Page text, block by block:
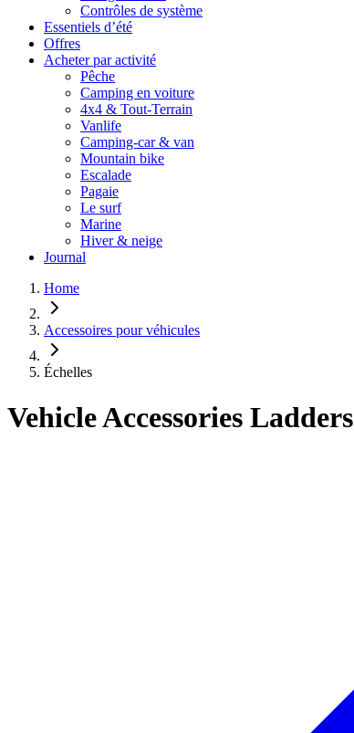
Contrôles de système
Essentiels d’été
Offres
Acheter par activité
Pêche
Camping en voiture
4x4 & Tout-Terrain
Vanlife
Camping-car & van
Mountain bike
Escalade
Pagaie
Le surf
Marine
Hiver & neige
Journal
Home
Accessoires pour véhicules
Échelles
Vehicle Accessories Ladders